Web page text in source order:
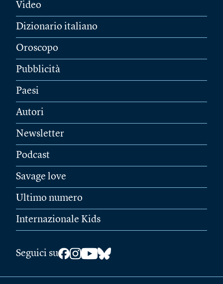
Video
Dizionario italiano
Oroscopo
Pubblicità
Paesi
Autori
Newsletter
Podcast
Savage love
Ultimo numero
Internazionale Kids
Seguici su